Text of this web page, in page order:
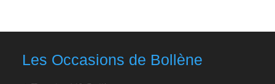
Les Occasions de Bollène